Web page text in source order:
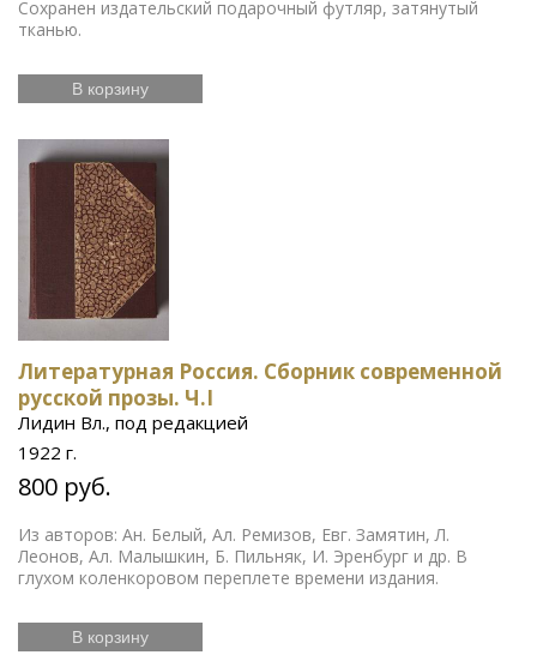
Сохранен издательский подарочный футляр, затянутый
тканью.
В корзину
Литературная Россия. Сборник современной
русской прозы. Ч.I
Лидин Вл., под редакцией
1922 г.
800 руб.
Из авторов: Ан. Белый, Ал. Ремизов, Евг. Замятин, Л.
Леонов, Ал. Малышкин, Б. Пильняк, И. Эренбург и др. В
глухом коленкоровом переплете времени издания.
В корзину